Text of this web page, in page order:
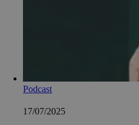
Podcast
17/07/2025